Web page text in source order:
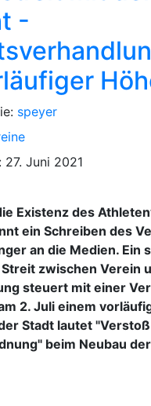
-
speyer
Juni 2021
Existenz des
ein Schreiben des
an die Medien. Ein
zwischen Verein
steuert mit einer
2. Juli einem
Stadt lautet
beim Neubau